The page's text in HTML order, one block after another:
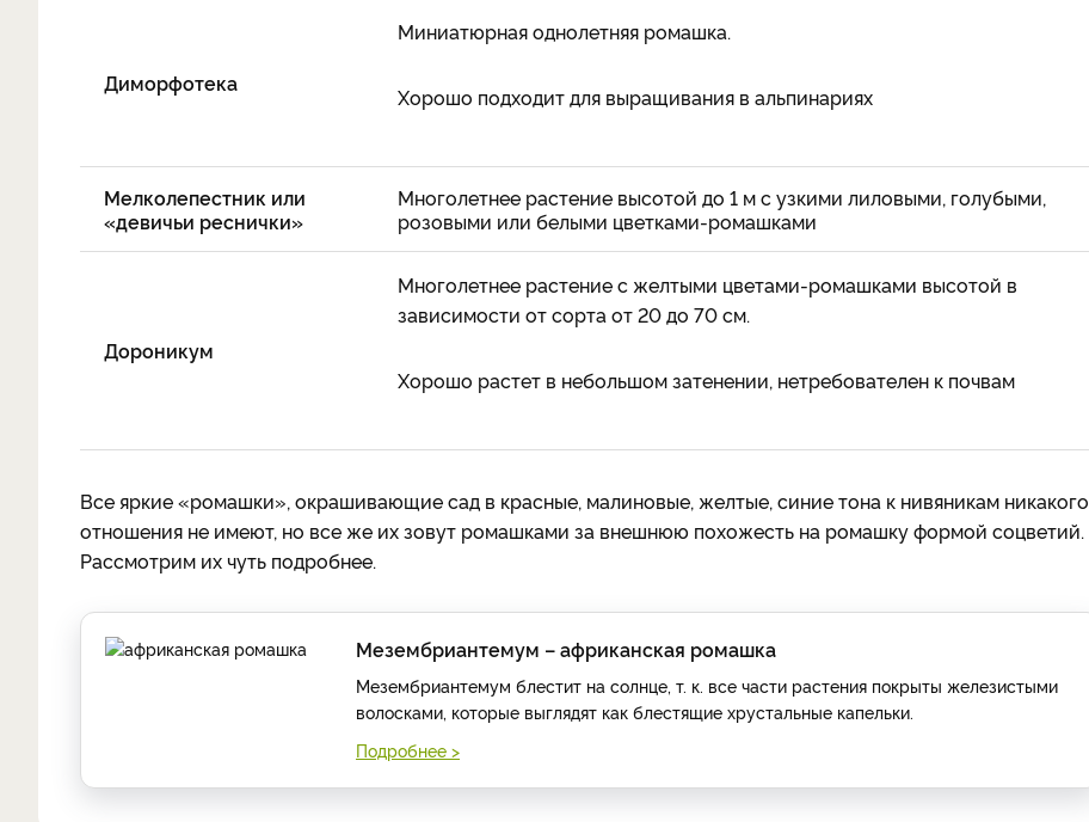
Диморфотека
Миниатюрная однолетняя ромашка.
Хорошо подходит для выращивания в альпинариях
Мелколепестник или
«девичьи реснички»
Многолетнее растение высотой до 1 м с узкими лиловыми, голубыми,
розовыми или белыми цветками-ромашками
Дороникум
Многолетнее растение с желтыми цветами-ромашками высотой в
зависимости от сорта от 20 до 70 см.
Хорошо растет в небольшом затенении, нетребователен к почвам
Все яркие «ромашки», окрашивающие сад в красные, малиновые, желтые, синие тона к нивяникам никакого
отношения не имеют, но все же их зовут ромашками за внешнюю похожесть на ромашку формой соцветий.
Рассмотрим их чуть подробнее.
Мезембриантемум – африканская ромашка
Мезембриантемум блестит на солнце, т. к. все части растения покрыты железистыми
волосками, которые выглядят как блестящие хрустальные капельки.
Подробнее >